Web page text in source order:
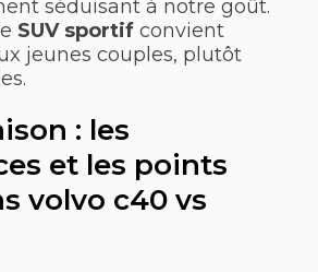
séduisant à notre goût.
SUV sportif convient
jeunes couples, plutôt
: les
et les points
volvo c40 vs